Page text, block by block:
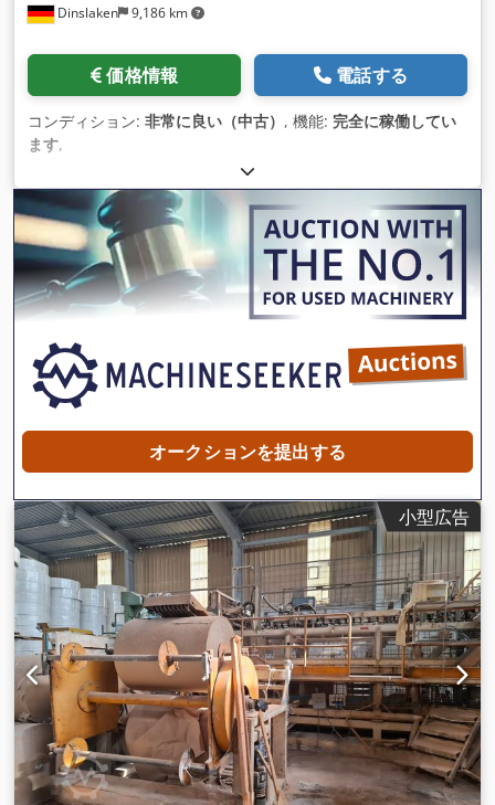
Dinslaken 9,186 km
価格情報 電話する
コンディション: 非常に良い（中古） , 機能: 完全に稼働してい
ます,
オークションを提出する
小型広告